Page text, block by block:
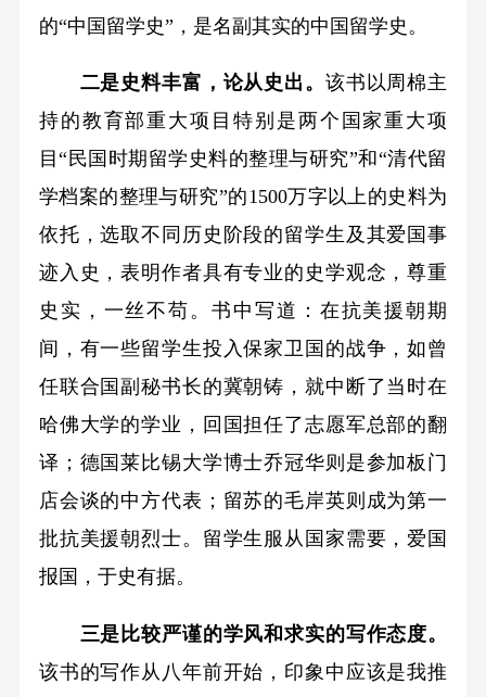
的“中国留学史”，是名副其实的中国留学史。
二是史料丰富，论从史出。 该书以周棉主
持的教育部重大项目特别是两个国家重大项
目“民国时期留学史料的整理与研究”和“清代留
学档案的整理与研究”的1500万字以上的史料为
依托，选取不同历史阶段的留学生及其爱国事
迹入史，表明作者具有专业的史学观念，尊重
史实，一丝不苟。书中写道：在抗美援朝期
间，有一些留学生投入保家卫国的战争，如曾
任联合国副秘书长的冀朝铸，就中断了当时在
哈佛大学的学业，回国担任了志愿军总部的翻
译；德国莱比锡大学博士乔冠华则是参加板门
店会谈的中方代表；留苏的毛岸英则成为第一
批抗美援朝烈士。留学生服从国家需要，爱国
报国，于史有据。
三是比较严谨的学风和求实的写作态度。
该书的写作从八年前开始，印象中应该是我推